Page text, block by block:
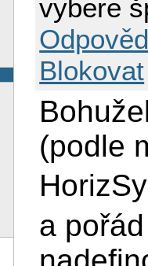
vybere
Blokovat
(podle
a